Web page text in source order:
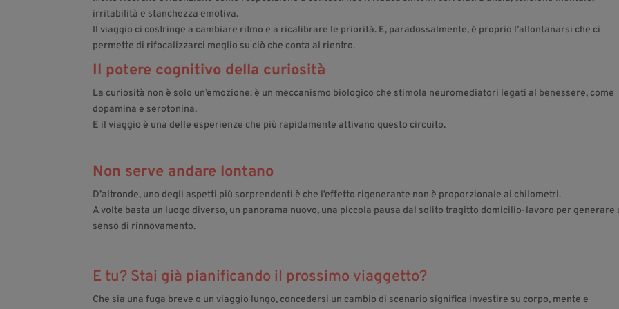
irritabilità e stanchezza emotiva.
Il viaggio ci costringe a cambiare ritmo e a ricalibrare le priorità. E, paradossalmente, è proprio l’allontanarsi che ci
permette di rifocalizzarci meglio su ciò che conta al rientro.
Il potere cognitivo della curiosità
La curiosità non è solo un’emozione: è un meccanismo biologico che stimola neuromediatori legati al benessere, come
dopamina e serotonina.
E il viaggio è una delle esperienze che più rapidamente attivano questo circuito.
Non serve andare lontano
D’altronde, uno degli aspetti più sorprendenti è che l’effetto rigenerante non è proporzionale ai chilometri.
A volte basta un luogo diverso, un panorama nuovo, una piccola pausa dal solito tragitto domicilio-lavoro per generare
senso di rinnovamento.
E tu? Stai già pianificando il prossimo viaggetto?
Che sia una fuga breve o un viaggio lungo, concedersi un cambio di scenario significa investire su corpo, mente e